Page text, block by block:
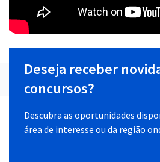
Deseja receber
concursos?
Descubra as oportunidades
área de interesse ou da região